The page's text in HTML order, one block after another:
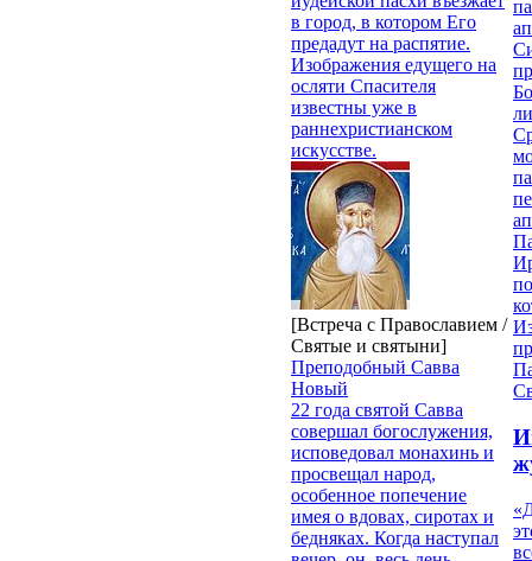
в город, в котором Его
предадут на распятие.
Изображения едущего на
осляти Спасителя
известны уже в
раннехристианском
искусстве.
[Встреча с Православием /
Святые и святыни]
Преподобный Савва
Новый
22 года святой Савва
совершал богослужения,
исповедовал монахинь и
просвещал народ,
особенное попечение
имея о вдовах, сиротах и
бедняках. Когда наступал